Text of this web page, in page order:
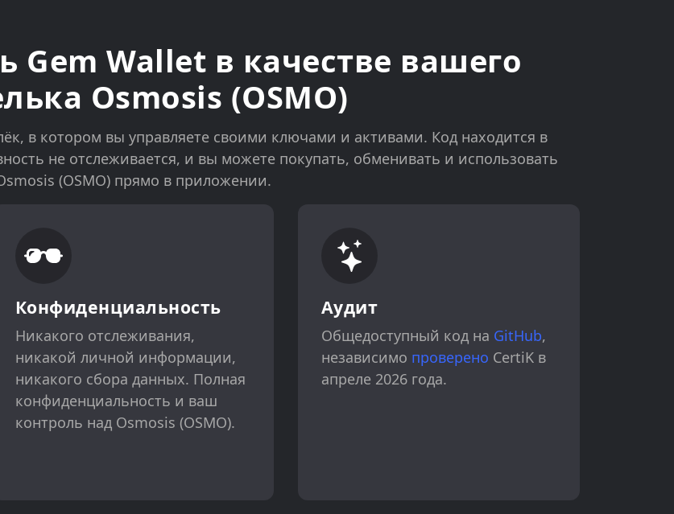
Gem Wallet в качестве вашего
Osmosis (OSMO)
в котором вы управляете своими ключами и активами. Код находится в
не отслеживается, и вы можете покупать, обменивать и использовать
(OSMO) прямо в приложении.
Конфиденциальность
Никакого отслеживания,
никакой личной информации,
никакого сбора данных. Полная
конфиденциальность и ваш
контроль над Osmosis (OSMO).
Аудит
Общедоступный код на GitHub,
независимо проверено CertiK в
апреле 2026 года.